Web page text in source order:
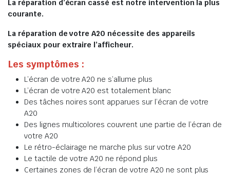
La réparation d’écran cassé est notre intervention la plus
courante.
La réparation de votre A20 nécessite des appareils
spéciaux pour extraire l’afficheur.
Les symptômes :
L’écran de votre A20 ne s’allume plus
L’écran de votre A20 est totalement blanc
Des tâches noires sont apparues sur l’écran de votre
A20
Des lignes multicolores couvrent une partie de l’écran de
votre A20
Le rétro-éclairage ne marche plus sur votre A20
Le tactile de votre A20 ne répond plus
Certaines zones de l’écran de votre A20 ne sont plus